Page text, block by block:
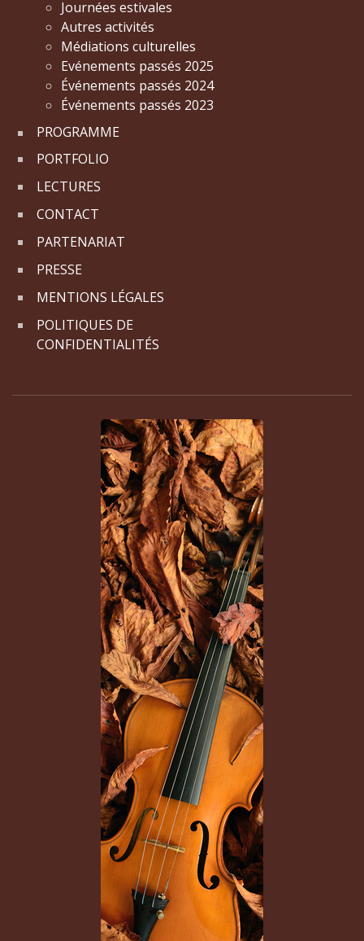
Journées estivales
Autres activités
Médiations culturelles
Evénements passés 2025
Événements passés 2024
Événements passés 2023
PROGRAMME
PORTFOLIO
LECTURES
CONTACT
PARTENARIAT
PRESSE
MENTIONS LÉGALES
POLITIQUES DE
CONFIDENTIALITÉS